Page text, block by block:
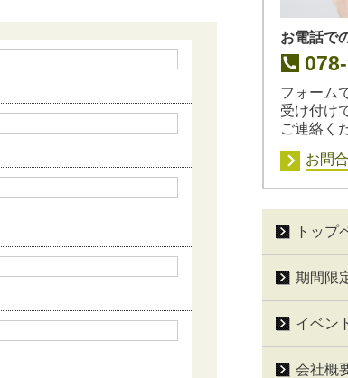
お電話で
フォーム
受け付け
ご連絡く
お問
トップ
期間限
イベン
会社概